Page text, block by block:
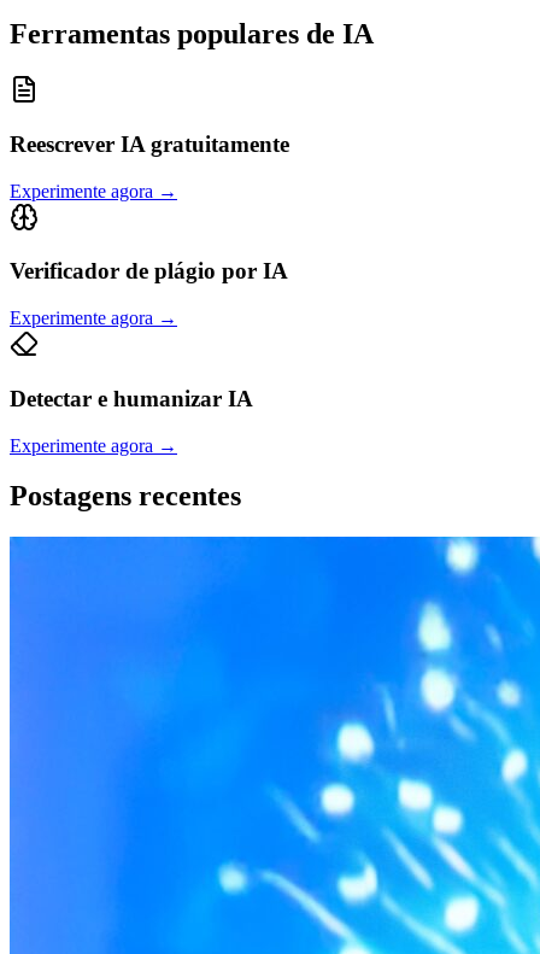
Ferramentas populares de IA
Reescrever IA gratuitamente
Experimente agora →
Verificador de plágio por IA
Experimente agora →
Detectar e humanizar IA
Experimente agora →
Postagens recentes